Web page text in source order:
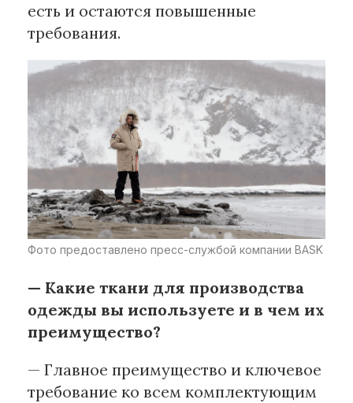
есть и остаются повышенные
требования.
Фото предоставлено пресс-службой компании BASK
— Какие ткани для производства
одежды вы используете и в чем их
преимущество?
— Главное преимущество и ключевое
требование ко всем комплектующим